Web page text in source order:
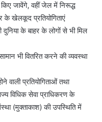
जावेंगे, वहीं जेल में निरूद्ध
के खेलकूद प्रतियोगिताएं
के बाहर के लोगों से भी मिल
भी वितरित करने की व्यवस्था
प्रतियोगिताओं तथा
विधिक सेवा प्राधिकरण के
(मुक्ताकाश) की उपस्थिति में